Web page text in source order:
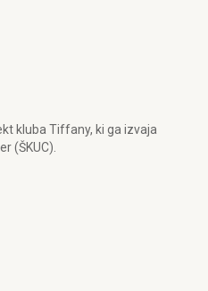
kluba Tiffany, ki ga izvaja
(ŠKUC).